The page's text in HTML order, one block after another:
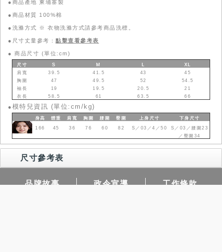
●商品產地 柬埔寨製
●商品材質 100%棉
●洗滌方式 ※ 衣物洗滌方式請參考商品洗標。
●尺寸丈量參考： 點擊查看參考表
● 商品尺寸 (單位:cm)
尺寸 S M L
XL
肩寬
39.5 41.5 43
45
胸圍
47 49.5 52
54.5
袖長
19 19.5 20.5
21
衣長
58.5 61 63.5 66
● 模特兒資訊 (單位:cm/kg)
身高 體重 肩寬 胸圍 腰圍 臀圍 上身 尺寸 下身 尺寸
166
45 36 76 60 82 S／03／4／50
S／03／腰圍23
／臀圍34
尺寸參考表
品牌故事 政令宣導 工作條款